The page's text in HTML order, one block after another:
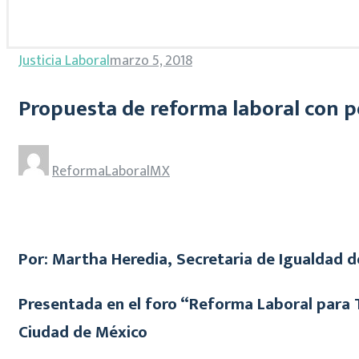
Justicia Laboralmarzo 5, 2018
Propuesta de reforma laboral con
ReformaLaboralMX
Por: Martha Heredia, Secretaria de Igualdad
Presentada en el foro “Reforma Laboral
Ciudad de México